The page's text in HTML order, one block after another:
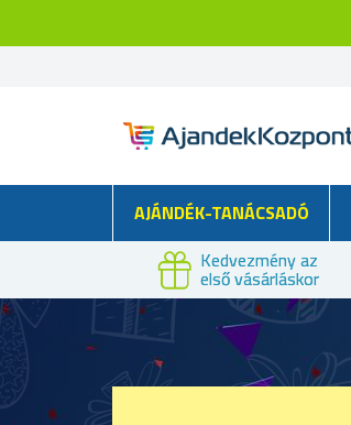
AJÁNDÉK-TANÁCSADÓ
Kedvezmény az
első vásárláskor